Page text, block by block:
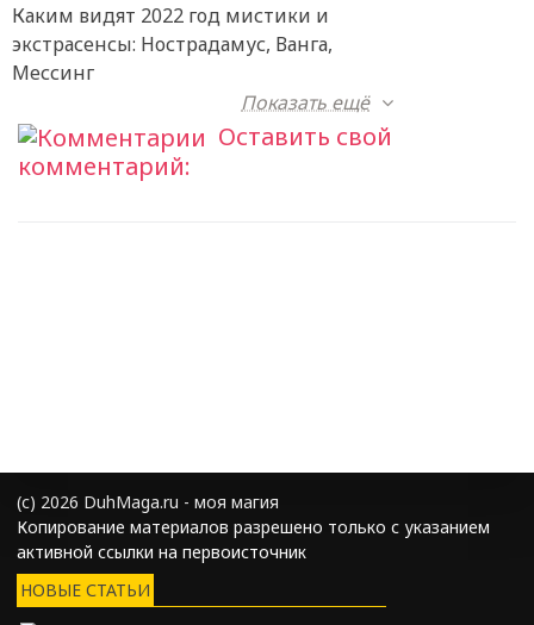
Каким видят 2022 год мистики и
экстрасенсы: Нострадамус, Ванга,
Мессинг
Показать ещё
Оставить свой
комментарий:
(с) 2026 DuhMaga.ru - моя магия
Копирование материалов разрешено только с указанием
активной ссылки на первоисточник
НОВЫЕ СТАТЬИ